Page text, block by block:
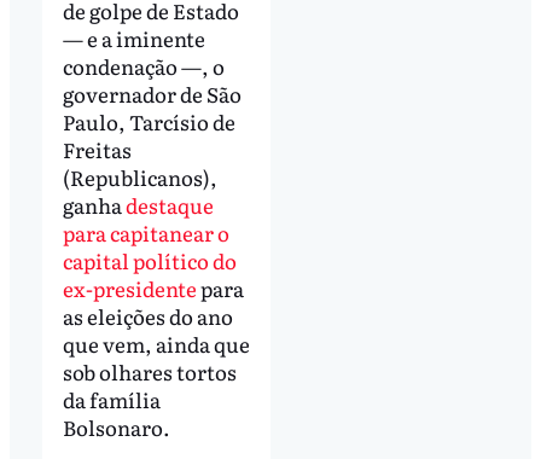
de golpe de Estado
— e a iminente
condenação —, o
governador de São
Paulo, Tarcísio de
Freitas
(Republicanos),
ganhadestaque
para capitanear o
capital político do
ex-presidentepara
as eleições do ano
que vem, ainda que
sob olhares tortos
da família
Bolsonaro.